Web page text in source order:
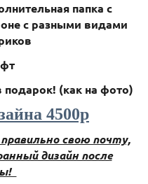
папка с
с разными видами
(как на фото)
4500р
свою почту,
дизайн после